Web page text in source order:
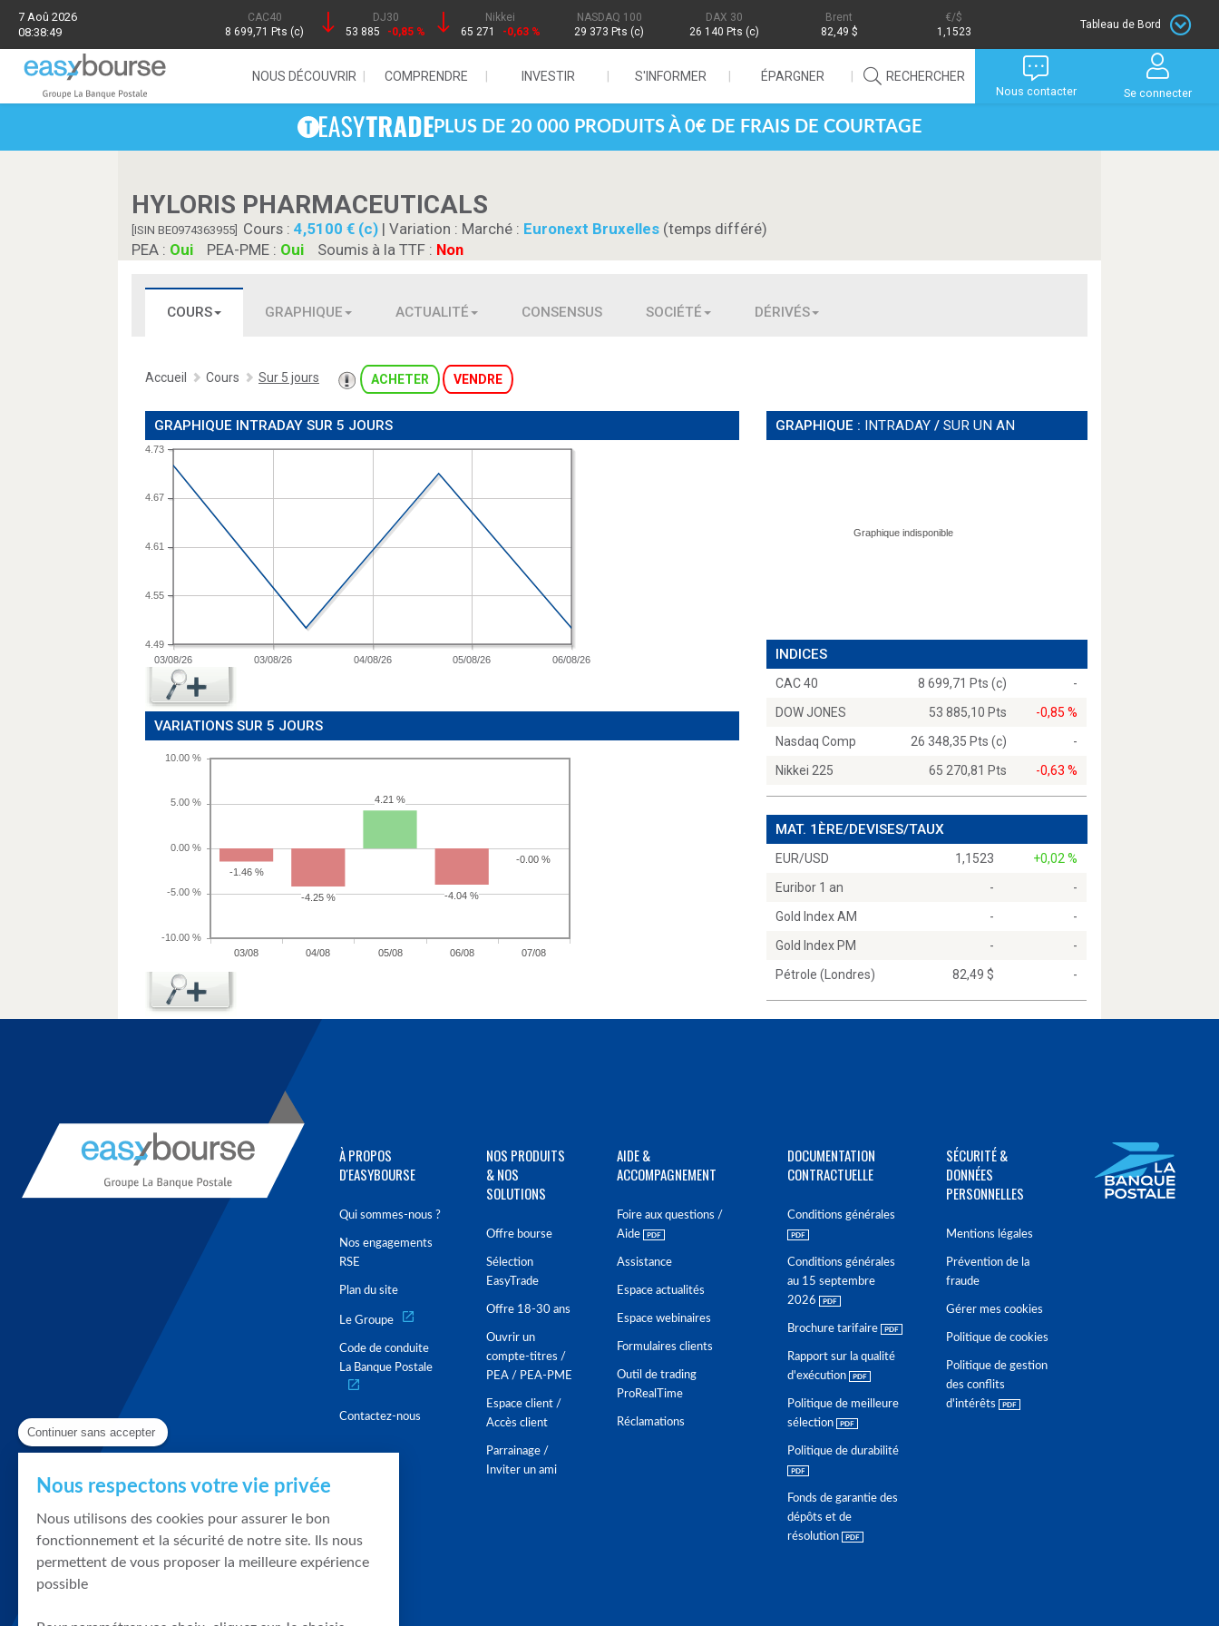
7 Aoû 2026
08:38:49
CAC40
8 699,71 Pts (c)
DJ30
53 885
-0,85 %
Nikkei
65 271
-0,63 %
NASDAQ 100
29 373 Pts (c)
DAX 30
26 140 Pts (c)
Brent
82,49 $
/$
1,1523
Tableau de Bord
NOUS DÉCOUVRIR COMPRENDRE INVESTIR S'INFORMER ÉPARGNER RECHERCHER
Nous contacter Se connecter
PLUS DE 20 000 PRODUITS À 0€ DE FRAIS DE COURTAGE
HYLORIS PHARMACEUTICALS
[ISIN BE0974363955] Cours : 4,5100 € (c) | Variation : Marché : Euronext Bruxelles (temps différé)
PEA : Oui PEA-PME : Oui Soumis à la TTF : Non
COURS GRAPHIQUE ACTUALITÉ CONSENSUS SOCIÉTÉ DÉRIVÉS
Accueil Cours Sur 5 jours ACHETER VENDRE
GRAPHIQUE INTRADAY SUR 5 JOURS
03/08/26 03/08/26 04/08/26 05/08/26 06/08/26
4.49
4.55
4.61
4.67
4.73
VARIATIONS SUR 5 JOURS
GRAPHIQUE : INTRADAY /SUR UN AN
INDICES
CAC 40 8 699,71 Pts (c)
-
DOW JONES
53 885,10 Pts
-0,85 %
Nasdaq Comp
26 348,35 Pts (c)
-
Nikkei 225
65 270,81 Pts -0,63 %
MAT. 1ÈRE/DEVISES/TAUX
EUR/USD 1,1523
+0,02 %
Euribor 1 an
-
-
Gold Index AM
-
-
Gold Index PM
-
-
Pétrole (Londres)
82,49 $ -
À PROPOS
D'EASYBOURSE
Qui sommes-nous ?
Nos engagements
RSE
Plan du site
Le Groupe
Code de conduite
La Banque Postale
Contactez-nous
NOS PRODUITS
& NOS
SOLUTIONS
Offre bourse
Sélection
EasyTrade
Offre 18-30 ans
Ouvrir un
compte-titres /
PEA / PEA-PME
Espace client /
Accès client
Parrainage /
Inviter un ami
AIDE &
ACCOMPAGNEMENT
Foire aux questions /
Aide
Assistance
Espace actualités
Espace webinaires
Formulaires clients
Outil de trading
ProRealTime
Réclamations
DOCUMENTATION
CONTRACTUELLE
Conditions générales
Conditions générales
au 15 septembre
2026
Brochure tarifaire
Rapport sur la qualité
d'exécution
Politique de meilleure
sélection
Politique de durabilité
Fonds de garantie des
dépôts et de
résolution
SÉCURITÉ &
DONNÉES
PERSONNELLES
Mentions légales
Prévention de la
fraude
Gérer mes cookies
Politique de cookies
Politique de gestion
des conflits
d'intérêts
Continuer sans accepter
Nous respectons votre vie privée
Nous utilisons des cookies pour assurer le bon
fonctionnement et la sécurité de notre site. Ils nous
permettent de vous proposer la meilleure expérience
possible